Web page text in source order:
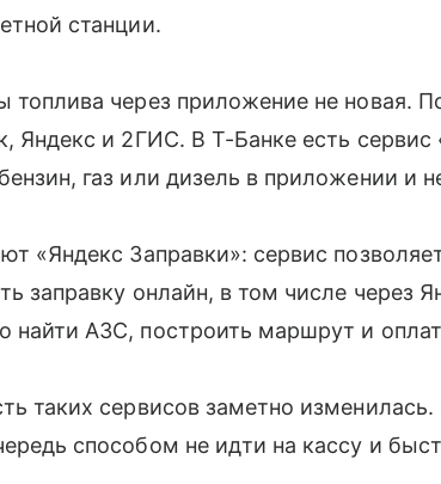
станции.
топлива через приложение не новая.
Яндекс и 2ГИС. В Т-Банке есть сервис
газ или дизель в приложении и
«Яндекс Заправки»: сервис
заправку онлайн, в том числе через
АЗС, построить маршрут и
таких сервисов заметно
способом не идти на кассу и